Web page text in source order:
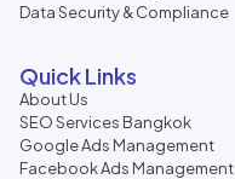
Data Security & Compliance
Quick Links
About Us
SEO Services Bangkok
Google Ads Management
Facebook Ads Management